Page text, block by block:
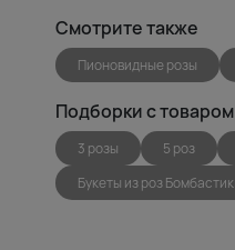
Смотрите также
Пионовидные розы
Подборки с товаром
3 розы 5 роз
Букеты из роз Бомбастик